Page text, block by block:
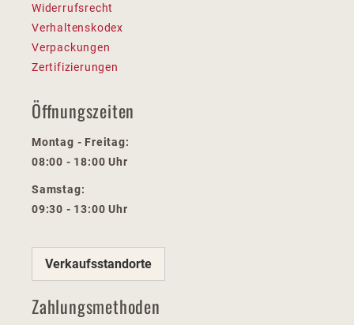
Widerrufsrecht
Verhaltenskodex
Verpackungen
Zertifizierungen
Öffnungszeiten
Montag - Freitag:
08:00 - 18:00 Uhr
Samstag:
09:30 - 13:00 Uhr
Verkaufsstandorte
Zahlungsmethoden